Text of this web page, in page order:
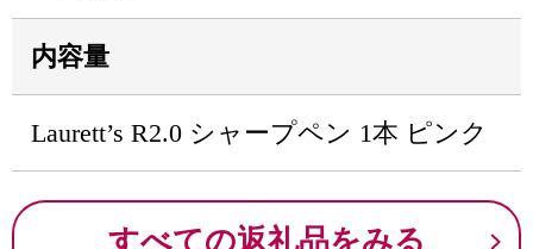
内容量
Laurett’s R2.0 シャープペン 1本 ピンク
すべての返礼品をみる